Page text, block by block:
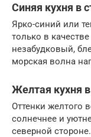
Синяя кухня в
Ярко-синий или
только в
незабудковый,
морская волна
Желтая кухня
Оттенки желтого
солнечнее и
северной